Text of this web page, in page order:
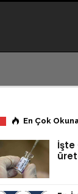
En Çok
İşte